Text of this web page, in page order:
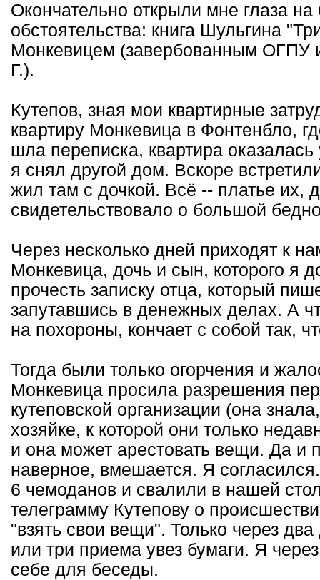
Окончательно открыли мне глаза
обстоятельства: книга Шульгина
Монкевицем (завербованным ОГПУ
Г.).
Кутепов, зная мои квартирные
квартиру Монкевица в Фонтенбло,
шла переписка, квартира
я снял другой дом. Вскоре
жил там с дочкой. Всё -- платье их,
свидетельствовало о большой
Через несколько дней приходят к
Монкевица, дочь и сын, которого я
прочесть записку отца, который
запутавшись в денежных делах. А
на похороны, кончает с собой так,
Тогда были только огорчения и
Монкевица просила разрешения
кутеповской организации (она
хозяйке, к которой они только
и она может арестовать вещи. Да и
наверное, вмешается. Я
6 чемоданов и свалили в нашей
телеграмму Кутепову о
"взять свои вещи". Только через
или три приема увез бумаги. Я
себе для беседы.